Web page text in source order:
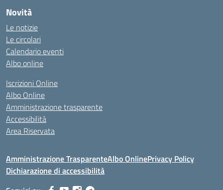
Novità
Le notizie
Le circolari
Calendario eventi
Albo online
Iscrizioni Online
Albo Online
Amministrazione trasparente
Accessibilità
Area Riservata
Amministrazione TrasparenteAlbo OnlinePrivacy Policy
Dichiarazione di accessibilità